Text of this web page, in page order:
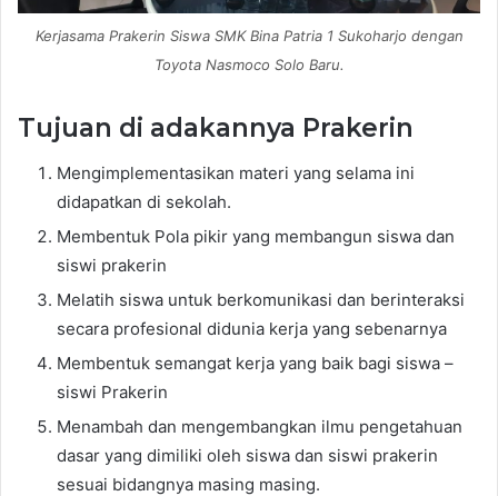
Kerjasama Prakerin Siswa SMK Bina Patria 1 Sukoharjo dengan
Toyota Nasmoco Solo Baru.
Tujuan di adakannya Prakerin
Mengimplementasikan materi yang selama ini
didapatkan di sekolah.
Membentuk Pola pikir yang membangun siswa dan
siswi prakerin
Melatih siswa untuk berkomunikasi dan berinteraksi
secara profesional didunia kerja yang sebenarnya
Membentuk semangat kerja yang baik bagi siswa –
siswi Prakerin
Menambah dan mengembangkan ilmu pengetahuan
dasar yang dimiliki oleh siswa dan siswi prakerin
sesuai bidangnya masing masing.